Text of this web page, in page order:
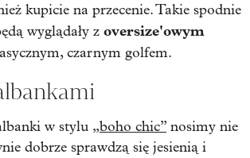
kupicie na przecenie. Takie spodnie
wyglądały z oversize'owym
czarnym golfem.
w stylu „boho chic” nosimy nie
dobrze sprawdzą się jesienią i